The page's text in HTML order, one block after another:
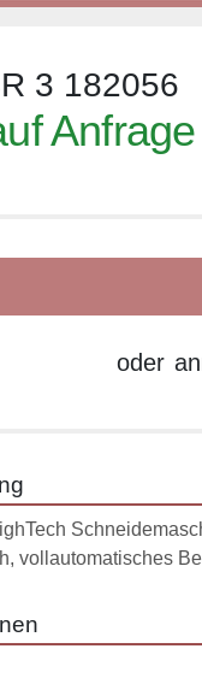
3 182056
Anfrage
oder
vollautomatisches